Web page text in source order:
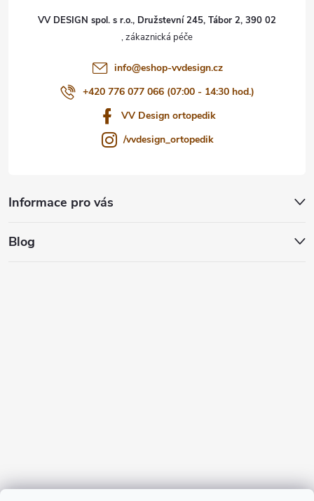
VV DESIGN spol. s r.o., Družstevní 245, Tábor 2, 390 02
info@eshop-vvdesign.cz
+420 776 077 066 (07:00 - 14:30 hod.)
VV Design ortopedik
/vvdesign_ortopedik
Informace pro vás
Blog